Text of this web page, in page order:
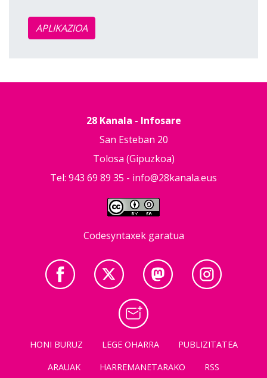
APLIKAZIOA
28 Kanala - Infosare
San Esteban 20
Tolosa (Gipuzkoa)
Tel: 943 69 89 35 - info@28kanala.eus
Codesyntaxek garatua
HONI BURUZ LEGE OHARRA
PUBLIZITATEA
ARAUAK
HARREMANETARAKO RSS